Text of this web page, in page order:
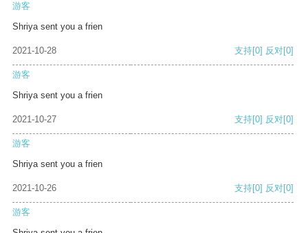
游客
Shriya sent you a frien
2021-10-28 支持[0] 反对[0]
游客
Shriya sent you a frien
2021-10-27 支持[0] 反对[0]
游客
Shriya sent you a frien
2021-10-26 支持[0] 反对[0]
游客